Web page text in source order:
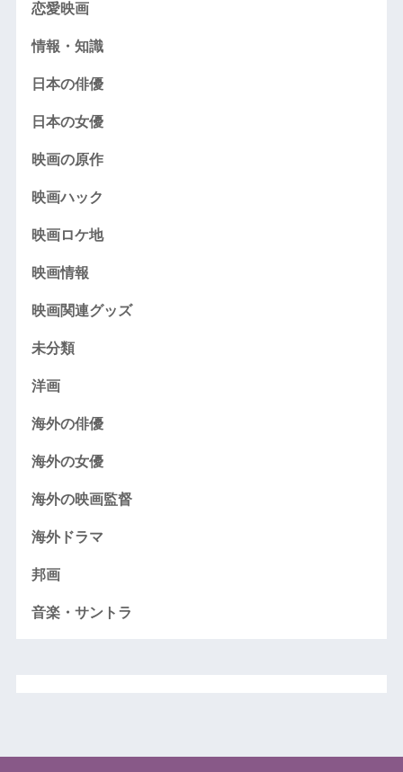
恋愛映画
情報・知識
日本の俳優
日本の女優
映画の原作
映画ハック
映画ロケ地
映画情報
映画関連グッズ
未分類
洋画
海外の俳優
海外の女優
海外の映画監督
海外ドラマ
邦画
音楽・サントラ